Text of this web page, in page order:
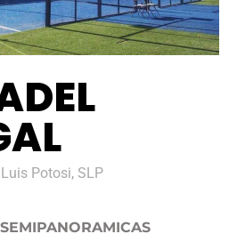
Potosi, SLP
SEMIPANORAMICAS